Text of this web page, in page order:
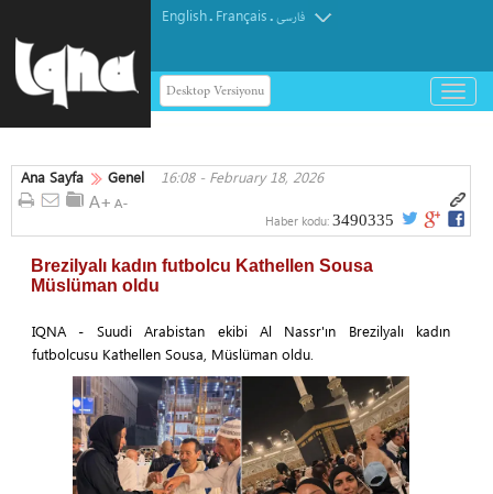
English. Français.فارسی
Desktop Versiyonu
باز
و
کردن
Ana Sayfa Genel 16:08 - February 18, 2026
Haber kodu: 3490335
Brezilyalı kadın futbolcu Kathellen Sousa
Müslüman oldu
IQNA - Suudi Arabistan ekibi Al Nassr'ın Brezilyalı kadın
futbolcusu Kathellen Sousa, Müslüman oldu.